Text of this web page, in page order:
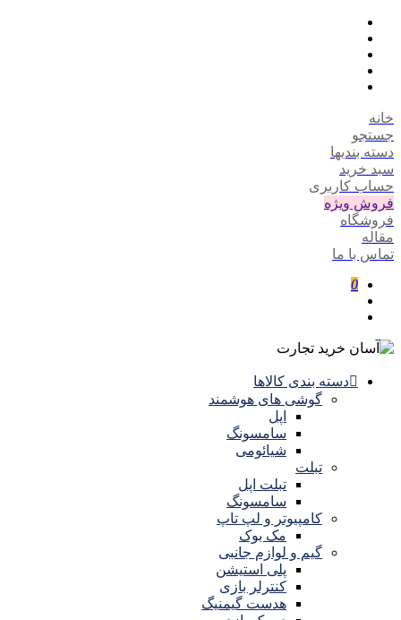
خانه
جستجو
دسته بندیها
سبد خرید
حساب کاربری
فروش ویژه
فروشگاه
مقاله
تماس با ما
0
دسته بندی کالاها
گوشی های هوشمند
اپل
سامسونگ
شیائومی
تبلت
تبلت اپل
سامسونگ
کامپیوتر و لپ تاپ
مک بوک
گیم و لوازم جانبی
پلی استیشن
کنترلر بازی
هدست گیمنیگ